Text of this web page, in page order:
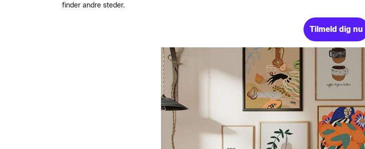
finder andre steder.
Tilmeld dig nu